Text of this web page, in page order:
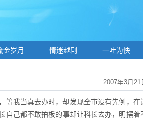
金岁月 情迷越剧 一吐为快
2007年3月21
等我当真去办时，却发现全市没有先例，在
自己都不敢拍板的事却让科长去办，明摆着